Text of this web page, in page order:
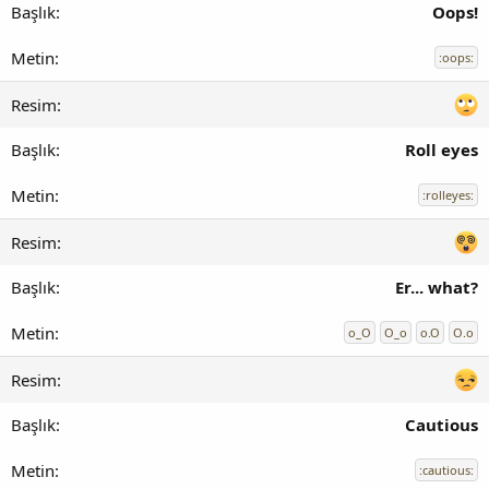
Oops!
:oops:
Roll eyes
:rolleyes:
Er... what?
o_O O_o o.O O.o
Cautious
:cautious: